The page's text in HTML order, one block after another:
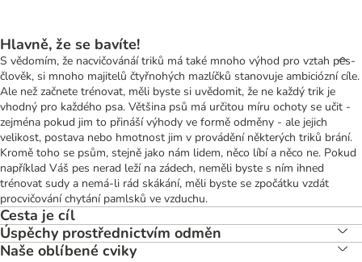
Hlavně, že se bavíte!
S vědomím, že nacvičovánáí triků má také mnoho výhod pro vztah pes-
člověk, si mnoho majitelů čtyřnohých mazlíčků stanovuje ambiciózní cíle.
Ale než začnete trénovat, měli byste si uvědomit, že ne každý trik je
vhodný pro každého psa. Většina psů má určitou míru ochoty se učit -
zejména pokud jim to přináší výhody ve formě odměny - ale jejich
velikost, postava nebo hmotnost jim v provádění některých triků brání.
Kromě toho se psům, stejně jako nám lidem, něco líbí a něco ne. Pokud
například Váš pes nerad leží na zádech, neměli byste s ním ihned
trénovat sudy a nemá-li rád skákání, měli byste se zpočátku vzdát
procvičování chytání pamlsků ve vzduchu.
Cesta je cíl
Úspěchy prostřednictvím odměn
Naše oblíbené cviky